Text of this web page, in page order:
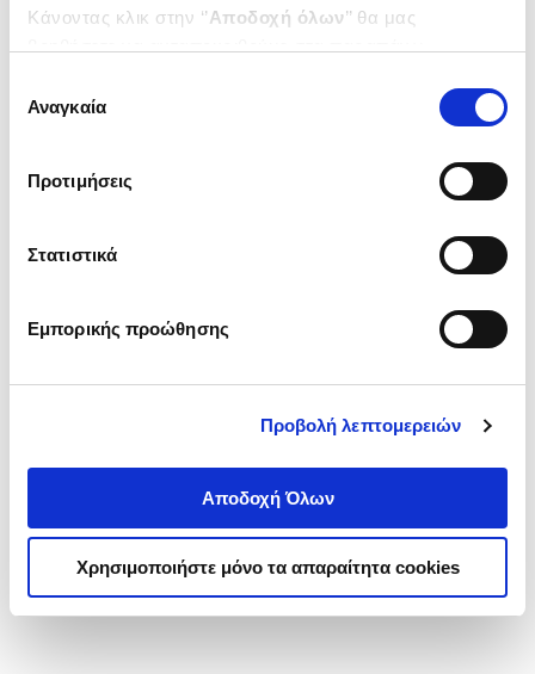
Κάνοντας κλικ στην ‘’Αποδοχή όλων’’ θα μας
ενδιαφέρουν και να επιλέξετε από τα παρακάτω με την
΄΄και να ενημερωθείτε σχετικά με
συγκατάθεσης
Αναγκαία
Προτιμήσεις
Στατιστικά
Εμπορικής προώθησης
Προβολή λεπτομερειών
Αποδοχή Όλων
Χρησιμοποιήστε μόνο τα απαραίτητα cookies